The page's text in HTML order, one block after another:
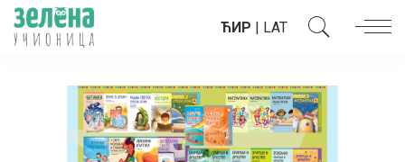
ЋИР | LAT